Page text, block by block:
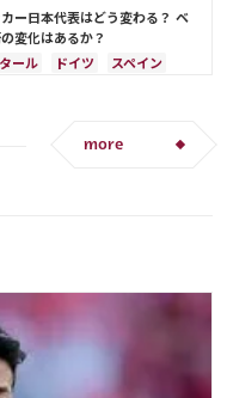
板倉 滉
ー日本代表はどう変わる？ ベ
変化はあるか？
ール ドイツ
スペイン
more